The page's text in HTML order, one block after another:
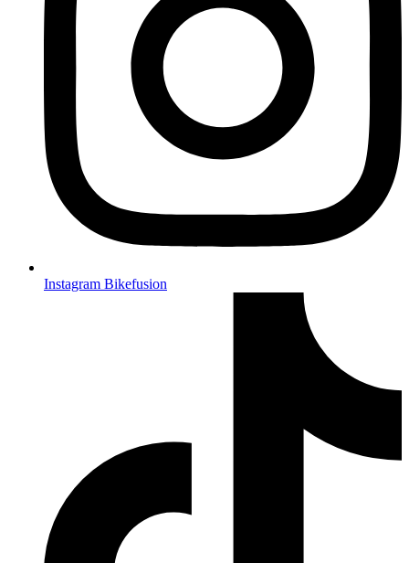
Instagram Bikefusion